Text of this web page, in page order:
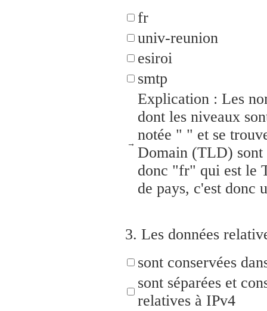
fr
univ-reunion
esiroi
smtp
→
Explication : Les
dont les niveaux
notée " " et se
Domain (TLD) sont
donc "fr" qui est le
de pays, c'est donc
3. Les données
sont conservées
sont séparées et
relatives à IPv4